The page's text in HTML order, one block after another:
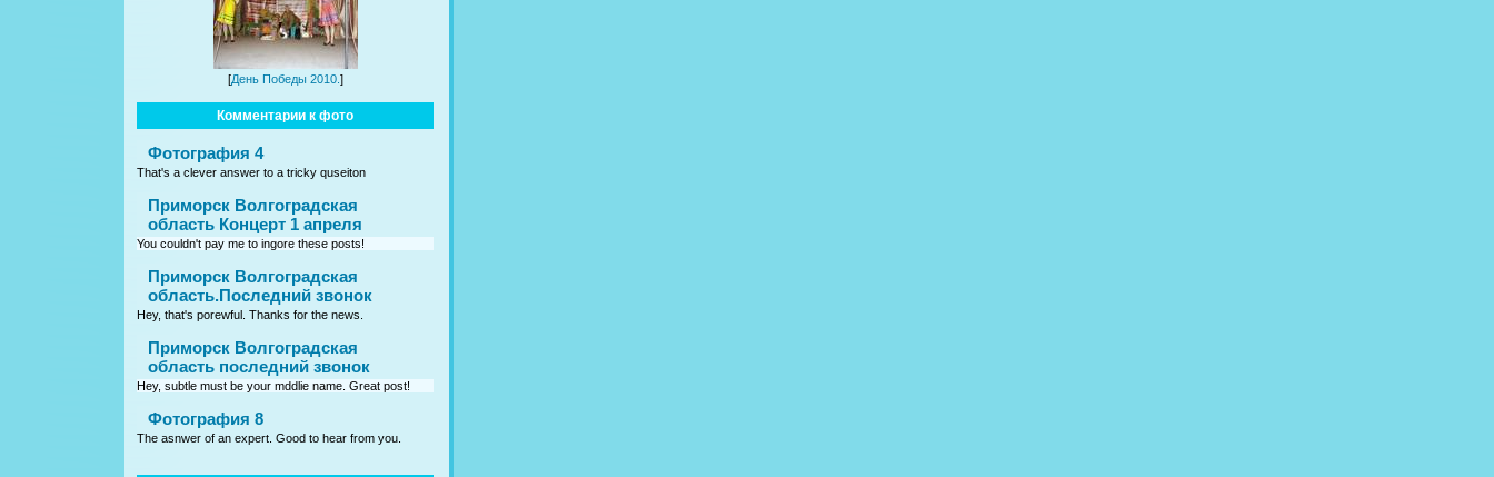
[День Победы 2010. ]
Комментарии к фото
Фотография 4
That's a clever answer to a tricky quseiton
Приморск Волгоградская
область Концерт 1 апреля
You couldn't pay me to ingore these posts!
Приморск Волгоградская
область.Последний звонок
Hey, that's porewful. Thanks for the news.
Приморск Волгоградская
область последний звонок
Hey, subtle must be your mddlie name. Great post!
Фотография 8
The asnwer of an expert. Good to hear from you.